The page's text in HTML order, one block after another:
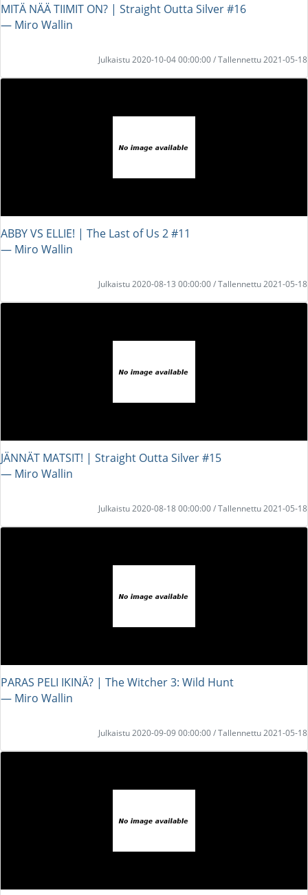
MITÄ NÄÄ TIIMIT ON? | Straight Outta Silver #16
― Miro Wallin
Julkaistu 2020-10-04 00:00:00 / Tallennettu 2021-05-18
ABBY VS ELLIE! | The Last of Us 2 #11
― Miro Wallin
Julkaistu 2020-08-13 00:00:00 / Tallennettu 2021-05-18
JÄNNÄT MATSIT! | Straight Outta Silver #15
― Miro Wallin
Julkaistu 2020-08-18 00:00:00 / Tallennettu 2021-05-18
PARAS PELI IKINÄ? | The Witcher 3: Wild Hunt
― Miro Wallin
Julkaistu 2020-09-09 00:00:00 / Tallennettu 2021-05-18